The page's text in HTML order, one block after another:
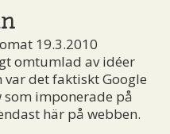
19.3.2010
omtumlad av idéer
var det faktiskt Google
imponerade på
här på webben.